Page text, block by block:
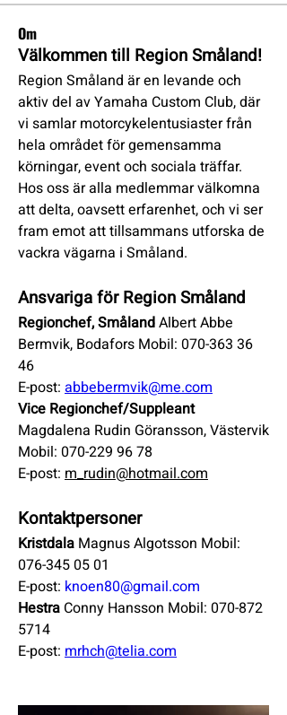
Om
Välkommen till Region Småland!
Region Småland är en levande och
aktiv del av Yamaha Custom Club, där
vi samlar motorcykelentusiaster från
hela området för gemensamma
körningar, event och sociala träffar.
Hos oss är alla medlemmar välkomna
att delta, oavsett erfarenhet, och vi ser
fram emot att tillsammans utforska de
vackra vägarna i Småland.
Ansvariga för Region Småland
Regionchef, Småland Albert Abbe
Bermvik, Bodafors Mobil: 070-363 36
46
E-post: abbebermvik@me.com
Vice Regionchef/Suppleant
Magdalena Rudin Göransson, Västervik
Mobil: 070-229 96 78
E-post: m_rudin@hotmail.com
Kontaktpersoner
Kristdala Magnus Algotsson Mobil:
076-345 05 01
E-post: knoen80@gmail.com
Hestra Conny Hansson Mobil: 070-872
5714
E-post: mrhch@telia.com